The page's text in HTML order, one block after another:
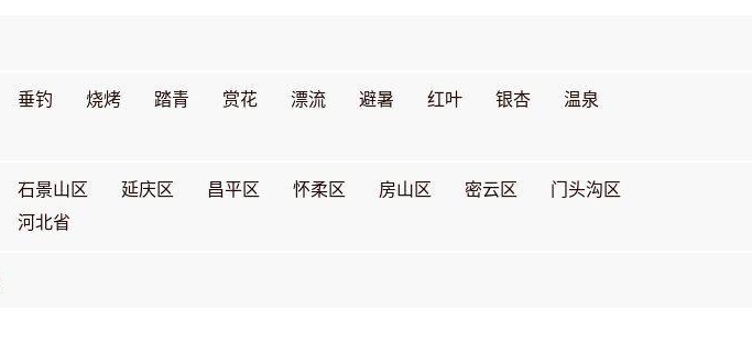
垂钓 烧烤 踏青 赏花 漂流 避暑 红叶 银杏
温泉
石景山区 延庆区 昌平区 怀柔区 房山区 密云区
门头沟区
河北省